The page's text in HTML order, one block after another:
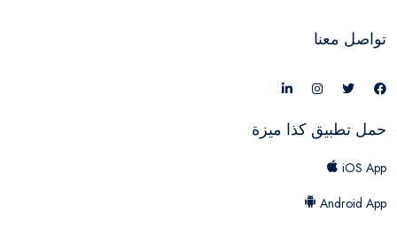
تواصل معنا
حمل تطبيق كذا ميزة
iOS App
Android App